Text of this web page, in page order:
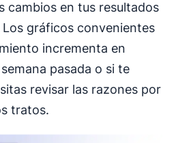
cambios en tus resultados
gráficos convenientes
incrementa en
pasada o si te
revisar las razones por
tratos.